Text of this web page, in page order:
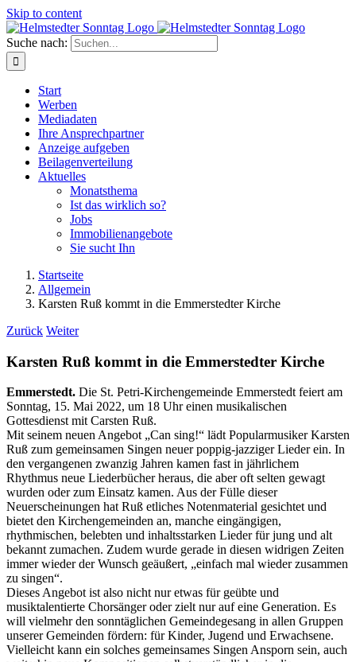
Skip to content
Suche nach:
Start
Werben
Mediadaten
Ihre Ansprechpartner
Anzeige aufgeben
Beilagenverteilung
Aktuelles
Monatsthema
Ist das wirklich so?
Jobs
Immobilienangebote
Sie sucht Ihn
Startseite
Allgemein
Karsten Ruß kommt in die Emmerstedter Kirche
Zurück Weiter
Karsten Ruß kommt in die Emmerstedter Kirche
Emmerstedt. Die St. Petri-Kirchengemeinde Emmerstedt feiert am
Sonntag, 15. Mai 2022, um 18 Uhr einen musikalischen
Gottesdienst mit Carsten Ruß.
Mit seinem neuen Angebot „Can sing!“ lädt Popularmusiker Karsten
Ruß zum gemeinsamen Singen neuer poppig-jazziger Lieder ein. In
den vergangenen zwanzig Jahren kamen fast in jährlichem
Rhythmus neue Liederbücher heraus, die aber oft selten gewagt
wurden oder zum Einsatz kamen. Aus der Fülle dieser
Neuerscheinungen hat Ruß etliches Notenmaterial gesichtet und
bietet den Kirchengemeinden an, manche eingängigen,
rhythmischen, belebten und inhaltsstarken Lieder für jung und alt
bekannt zumachen. Zudem wurde gerade in diesen widrigen Zeiten
immer wieder der Wunsch geäußert, „einfach mal wieder zusammen
zu singen“.
Dieses Angebot ist also nicht nur etwas für geübte und
musiktalentierte Chorsänger oder zielt nur auf eine Generation. Es
will vielmehr den sonntäglichen Gemeindegesang in allen Gruppen
unserer Gemeinden fördern: für Kinder, Jugend und Erwachsene.
Vielleicht kann ein solches gemeinsames Singen Ansporn sein, auch